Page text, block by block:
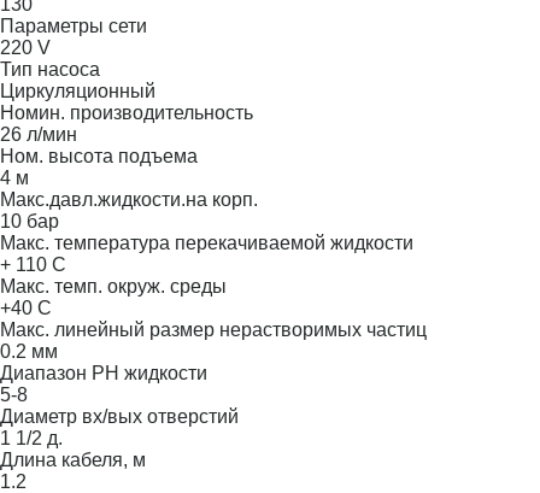
Параметры сети
220 V
Тип насоса
Циркуляционный
Номин. производительность
26 л/мин
Ном. высота подъема
4 м
Макс.давл.жидкости.на корп.
10 бар
Макс. температура перекачиваемой жидкости
+ 110 С
Макс. темп. окруж. среды
+40 С
Макс. линейный размер нерастворимых частиц
0.2 мм
Диапазон PH жидкости
5-8
Диаметр вх/вых отверстий
1 1/2 д.
Длина кабеля, м
1.2